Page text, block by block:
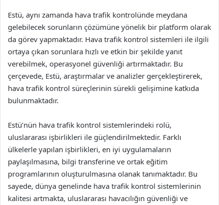
Estü, aynı zamanda hava trafik kontrolünde meydana
gelebilecek sorunların çözümüne yönelik bir platform olarak
da görev yapmaktadır. Hava trafik kontrol sistemleri ile ilgili
ortaya çıkan sorunlara hızlı ve etkin bir şekilde yanıt
verebilmek, operasyonel güvenliği artırmaktadır. Bu
çerçevede, Estü, araştırmalar ve analizler gerçekleştirerek,
hava trafik kontrol süreçlerinin sürekli gelişimine katkıda
bulunmaktadır.
Estü’nün hava trafik kontrol sistemlerindeki rolü,
uluslararası işbirlikleri ile güçlendirilmektedir. Farklı
ülkelerle yapılan işbirlikleri, en iyi uygulamaların
paylaşılmasına, bilgi transferine ve ortak eğitim
programlarının oluşturulmasına olanak tanımaktadır. Bu
sayede, dünya genelinde hava trafik kontrol sistemlerinin
kalitesi artmakta, uluslararası havacılığın güvenliği ve